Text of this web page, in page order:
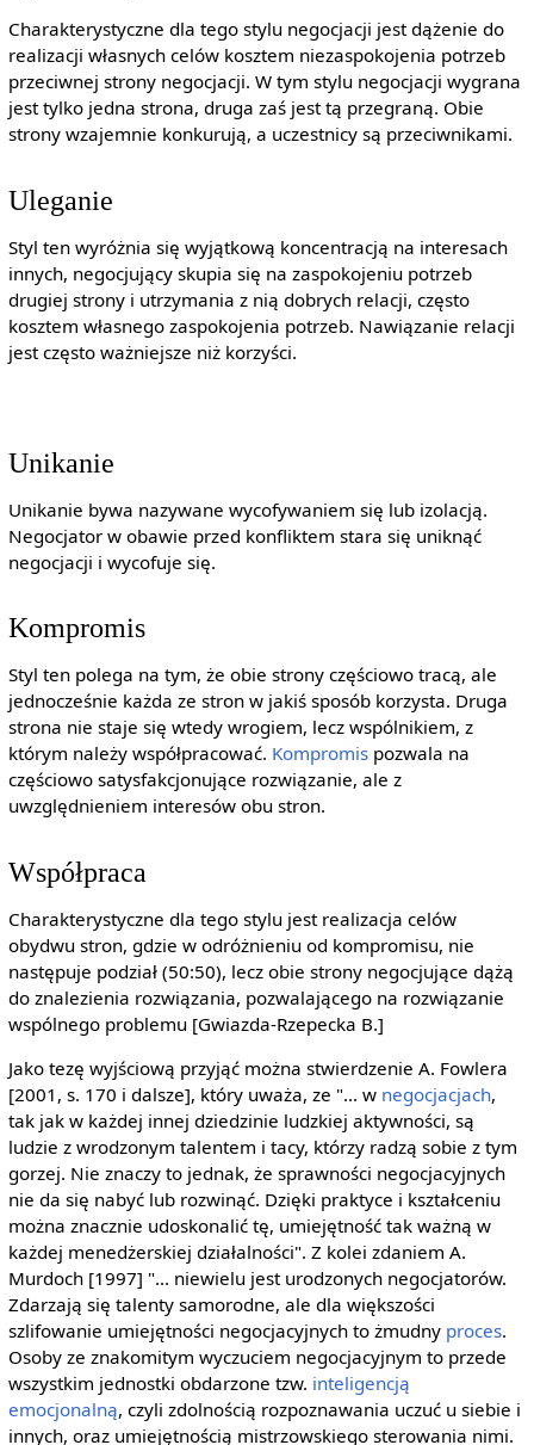
Charakterystyczne dla tego stylu negocjacji jest dążenie do
realizacji własnych celów kosztem niezaspokojenia potrzeb
przeciwnej strony negocjacji. W tym stylu negocjacji wygrana
jest tylko jedna strona, druga zaś jest tą przegraną. Obie
strony wzajemnie konkurują, a uczestnicy są przeciwnikami.
Uleganie
Styl ten wyróżnia się wyjątkową koncentracją na interesach
innych, negocjujący skupia się na zaspokojeniu potrzeb
drugiej strony i utrzymania z nią dobrych relacji, często
kosztem własnego zaspokojenia potrzeb. Nawiązanie relacji
jest często ważniejsze niż korzyści.
Unikanie
Unikanie bywa nazywane wycofywaniem się lub izolacją.
Negocjator w obawie przed konfliktem stara się uniknąć
negocjacji i wycofuje się.
Kompromis
Styl ten polega na tym, że obie strony częściowo tracą, ale
jednocześnie każda ze stron w jakiś sposób korzysta. Druga
strona nie staje się wtedy wrogiem, lecz wspólnikiem, z
którym należy współpracować. Kompromispozwala na
częściowo satysfakcjonujące rozwiązanie, ale z
uwzględnieniem interesów obu stron.
Współpraca
Charakterystyczne dla tego stylu jest realizacja celów
obydwu stron, gdzie w odróżnieniu od kompromisu, nie
następuje podział (50:50), lecz obie strony negocjujące dążą
do znalezienia rozwiązania, pozwalającego na rozwiązanie
wspólnego problemu [Gwiazda-Rzepecka B.]
Jako tezę wyjściową przyjąć można stwierdzenie A. Fowlera
[2001, s. 170 i dalsze], który uważa, ze "... w negocjacjach,
tak jak w każdej innej dziedzinie ludzkiej aktywności, są
ludzie z wrodzonym talentem i tacy, którzy radzą sobie z tym
gorzej. Nie znaczy to jednak, że sprawności negocjacyjnych
nie da się nabyć lub rozwinąć. Dzięki praktyce i kształceniu
można znacznie udoskonalić tę, umiejętność tak ważną w
każdej menedżerskiej działalności". Z kolei zdaniem A.
Murdoch [1997] "... niewielu jest urodzonych negocjatorów.
Zdarzają się talenty samorodne, ale dla większości
szlifowanie umiejętności negocjacyjnych to żmudny proces.
Osoby ze znakomitym wyczuciem negocjacyjnym to przede
wszystkim jednostki obdarzone tzw. inteligencją
emocjonalną, czyli zdolnością rozpoznawania uczuć u siebie i
innych, oraz umiejętnością mistrzowskiego sterowania nimi.